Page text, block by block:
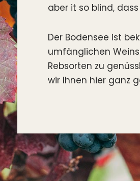
aber it so blind,
Der Bodensee ist
umfänglichen
Rebsorten zu
wir Ihnen hier ganz